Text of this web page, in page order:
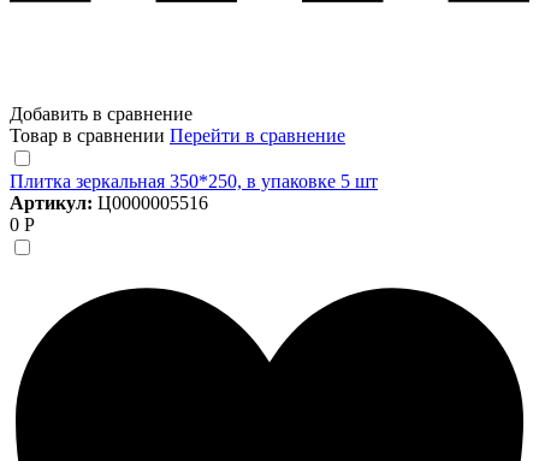
Добавить в сравнение
Товар в сравнении Перейти в сравнение
Плитка зеркальная 350*250, в упаковке 5 шт
Артикул: Ц0000005516
0 Р